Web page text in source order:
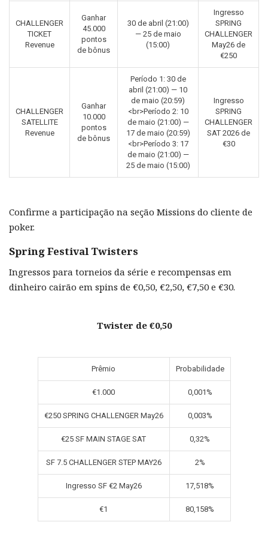
CHALLENGER
TICKET
Revenue
Ganhar
45.000
pontos
de bônus
30 de abril (21:00)
— 25 de maio
(15:00)
Ingresso
SPRING
CHALLENGER
May26 de
€250
CHALLENGER
SATELLITE
Revenue
Ganhar
10.000
pontos
de bônus
Período 1: 30 de
abril (21:00) — 10
de maio (20:59)
<br>Período 2: 10
de maio (21:00) —
17 de maio (20:59)
<br>Período 3: 17
de maio (21:00) —
25 de maio (15:00)
Ingresso
SPRING
CHALLENGER
SAT 2026 de
€30
Confirme a participação na seção Missions do cliente de
poker.
Spring Festival Twisters
Ingressos para torneios da série e recompensas em
dinheiro cairão em spins de €0,50, €2,50, €7,50 e €30.
Twister de €0,50
Prêmio Probabilidade
€1.000 0,001%
€250 SPRING CHALLENGER May26 0,003%
€25 SF MAIN STAGE SAT 0,32%
SF 7.5 CHALLENGER STEP MAY26 2%
Ingresso SF €2 May26 17,518%
€1 80,158%